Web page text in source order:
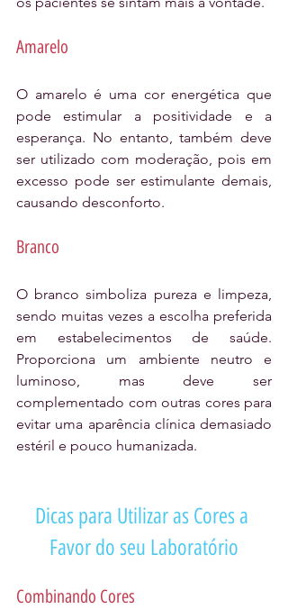
Amarelo
O amarelo é uma cor energética que
pode estimular a positividade e a
esperança. No entanto, também deve
ser utilizado com moderação, pois em
excesso pode ser estimulante demais,
causando desconforto.
Branco
O branco simboliza pureza e limpeza,
sendo muitas vezes a escolha preferida
em estabelecimentos de saúde.
Proporciona um ambiente neutro e
luminoso, mas deve ser
complementado com outras cores para
evitar uma aparência clínica demasiado
estéril e pouco humanizada.
Dicas para Utilizar as Cores a
Favor do seu Laboratório
Combinando Cores